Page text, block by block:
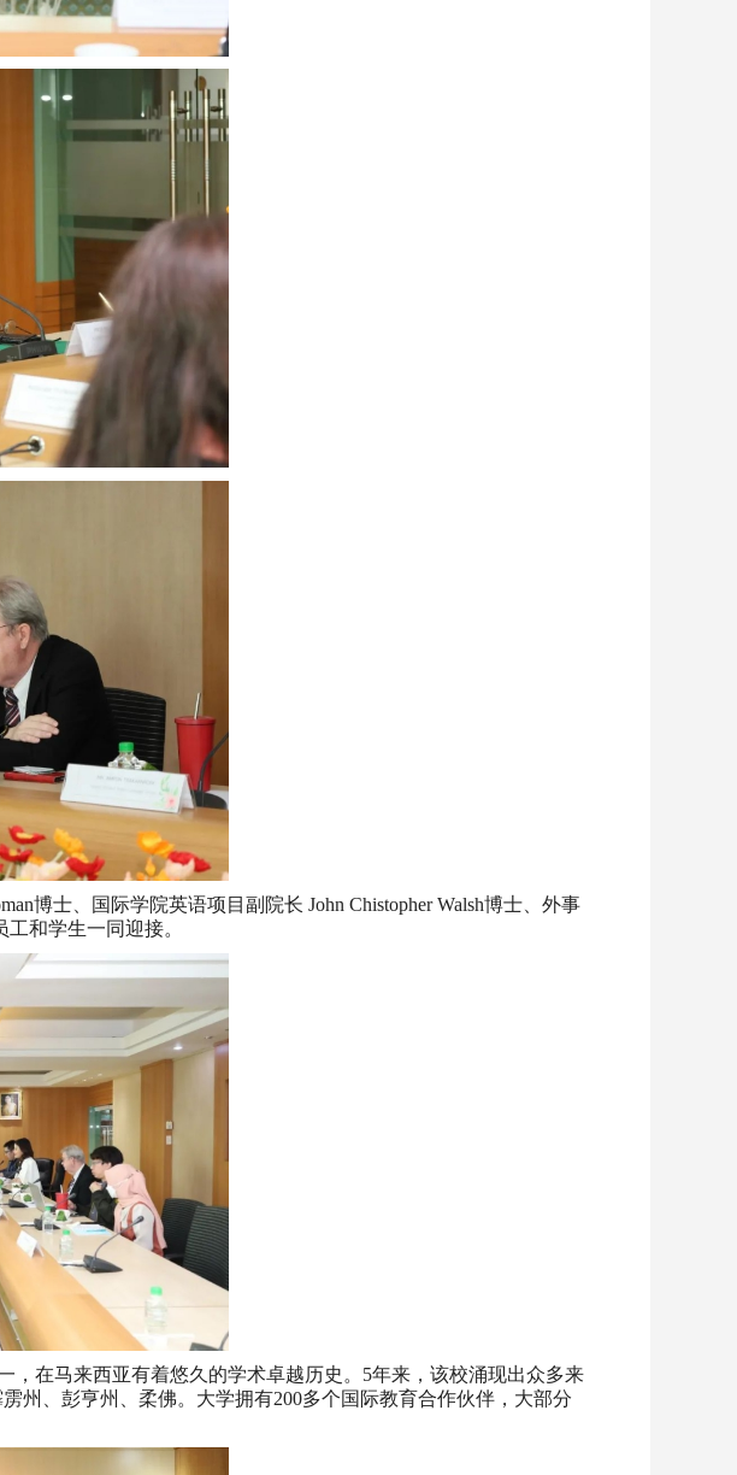
博士、国际学院英语项目副院长 John Chistopher Walsh博士、外事
和学生一同迎接。
在马来西亚有着悠久的学术卓越历史。5年来，该校涌现出众多来
州、彭亨州、柔佛。大学拥有200多个国际教育合作伙伴，大部分